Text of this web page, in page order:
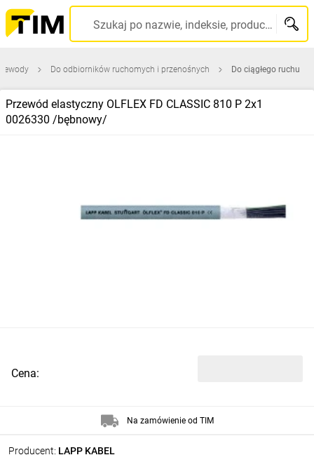
Szukaj po nazwie, indeksie, producencie, kodzie kreskowym...
Do odbiorników ruchomych i przenośnych Do ciągłego ruchu
Przewód elastyczny OLFLEX FD CLASSIC 810 P 2x1
0026330 /bębnowy/
Producent: LAPP KABEL
Cena:
Na zamówienie od TIM